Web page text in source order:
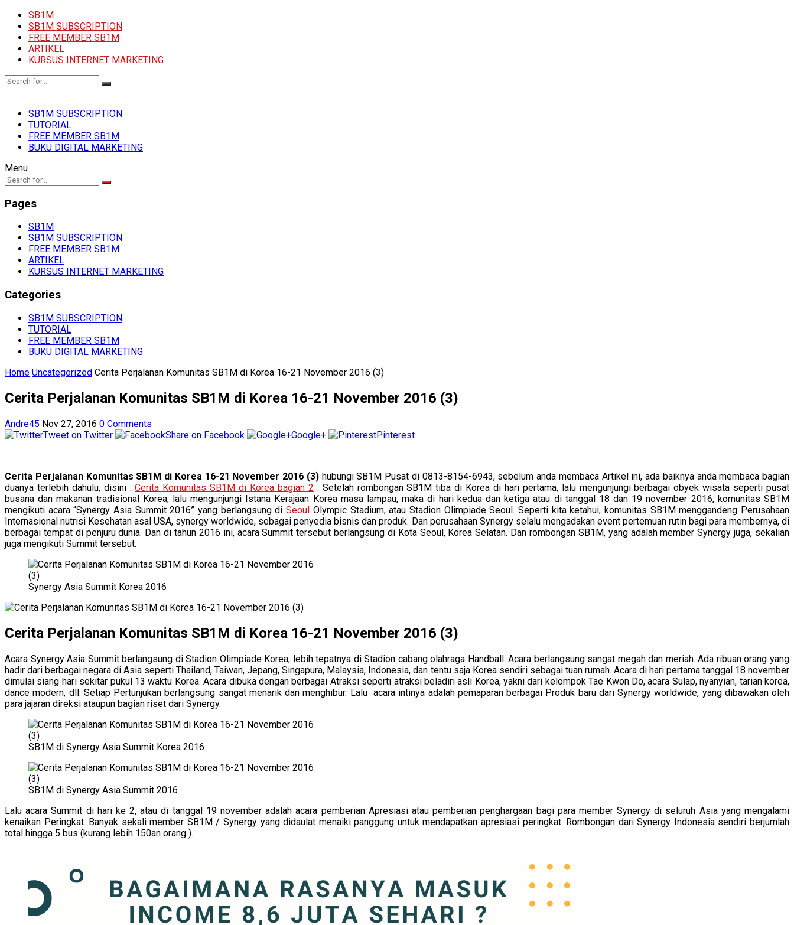
SB1M
SB1M SUBSCRIPTION
FREE MEMBER SB1M
ARTIKEL
KURSUS INTERNET MARKETING
SB1M SUBSCRIPTION
TUTORIAL
FREE MEMBER SB1M
BUKU DIGITAL MARKETING
Menu
Pages
SB1M
SB1M SUBSCRIPTION
FREE MEMBER SB1M
ARTIKEL
KURSUS INTERNET MARKETING
Categories
SB1M SUBSCRIPTION
TUTORIAL
FREE MEMBER SB1M
BUKU DIGITAL MARKETING
Home Uncategorized Cerita Perjalanan Komunitas SB1M di Korea 16-21 November 2016 (3)
Cerita Perjalanan Komunitas SB1M di Korea 16-21 November 2016 (3)
Andre45 Nov 27, 2016 0 Comments
Tweet on Twitter
Share on Facebook Google+ Pinterest
Cerita Perjalanan Komunitas SB1M di Korea 16-21 November 2016 (3) hubungi SB1M Pusat di 0813-8154-6943, sebelum anda membaca Artikel ini, ada baiknya anda membaca bagian
duanya terlebih dahulu, disini :Cerita Komunitas SB1M di Korea bagian 2 . Setelah rombongan SB1M tiba di Korea di hari pertama, lalu mengunjungi berbagai obyek wisata seperti pusat
busana dan makanan tradisional Korea, lalu mengunjungi Istana Kerajaan Korea masa lampau, maka di hari kedua dan ketiga atau di tanggal 18 dan 19 november 2016, komunitas SB1M
mengikuti acara “Synergy Asia Summit 2016” yang berlangsung diSeoul Olympic Stadium, atau Stadion Olimpiade Seoul. Seperti kita ketahui, komunitas SB1M menggandeng Perusahaan
Internasional nutrisi Kesehatan asal USA, synergy worldwide, sebagai penyedia bisnis dan produk. Dan perusahaan Synergy selalu mengadakan event pertemuan rutin bagi para membernya, di
berbagai tempat di penjuru dunia. Dan di tahun 2016 ini, acara Summit tersebut berlangsung di Kota Seoul, Korea Selatan. Dan rombongan SB1M, yang adalah member Synergy juga, sekalian
juga mengikuti Summit tersebut.
Synergy Asia Summit Korea 2016
Cerita Perjalanan Komunitas SB1M di Korea 16-21 November 2016 (3)
Acara Synergy Asia Summit berlangsung di Stadion Olimpiade Korea, lebih tepatnya di Stadion cabang olahraga Handball. Acara berlangsung sangat megah dan meriah. Ada ribuan orang yang
hadir dari berbagai negara di Asia seperti Thailand, Taiwan, Jepang, Singapura, Malaysia, Indonesia, dan tentu saja Korea sendiri sebagai tuan rumah. Acara di hari pertama tanggal 18 november
dimulai siang hari sekitar pukul 13 waktu Korea. Acara dibuka dengan berbagai Atraksi seperti atraksi beladiri asli Korea, yakni dari kelompok Tae Kwon Do, acara Sulap, nyanyian, tarian korea,
dance modern, dll. Setiap Pertunjukan berlangsung sangat menarik dan menghibur. Lalu acara intinya adalah pemaparan berbagai Produk baru dari Synergy worldwide, yang dibawakan oleh
para jajaran direksi ataupun bagian riset dari Synergy.
SB1M di Synergy Asia Summit Korea 2016
SB1M di Synergy Asia Summit 2016
Lalu acara Summit di hari ke 2, atau di tanggal 19 november adalah acara pemberian Apresiasi atau pemberian penghargaan bagi para member Synergy di seluruh Asia yang mengalami
kenaikan Peringkat. Banyak sekali member SB1M / Synergy yang didaulat menaiki panggung untuk mendapatkan apresiasi peringkat. Rombongan dari Synergy Indonesia sendiri berjumlah
total hingga 5 bus (kurang lebih 150an orang ).